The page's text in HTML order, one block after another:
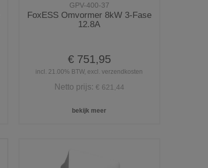
GPV-400-37
FoxESS Omvormer 8kW 3-Fase
12.8A
€ 751,95
incl. 21.00% BTW, excl. verzendkosten
Netto prijs: € 621,44
bekijk meer